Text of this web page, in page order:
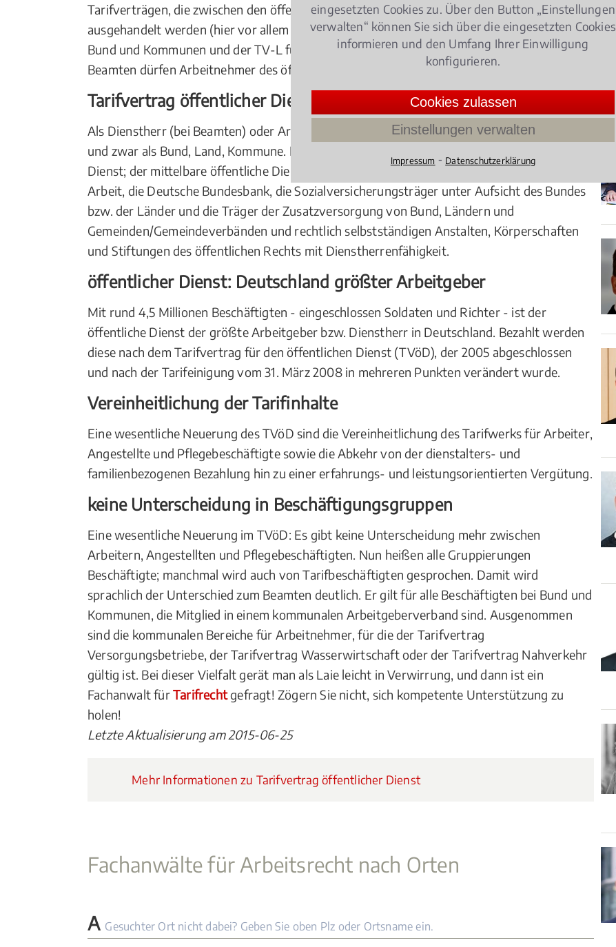
Tarifverträgen, die zwischen den öffentlichen Arbeitgebern und Gewerkschaften
ausgehandelt werden (hier vor allem der TVöD - Tarifvertrag für den öffentlichen Dienst für
Bund und Kommunen und der TV-L für die Beschäftigten der Länder). Im Gegensatz zu
Beamten dürfen Arbeitnehmer des öffentlichen Dienstes streiken.
Tarifvertrag öffentlicher Dienst: Dienstherr oder Arbeitgeber?
Als Dienstherr (bei Beamten) oder Arbeitgeber tritt der Staat in verschiedener Gestalt auf,
und zwar als Bund, Land, Kommune. Hier handelt es sich um den unmittelbaren öffentlichen
Dienst; der mittelbare öffentliche Dienst umfasst unter anderem die Bundesagentur für
Arbeit, die Deutsche Bundesbank, die Sozialversicherungsträger unter Aufsicht des Bundes
bzw. der Länder und die Träger der Zusatzversorgung von Bund, Ländern und
Gemeinden/Gemeindeverbänden und rechtlich selbstständigen Anstalten, Körperschaften
und Stiftungen des öffentlichen Rechts mit Dienstherrenfähigkeit.
öffentlicher Dienst: Deutschland größter Arbeitgeber
Mit rund 4,5 Millionen Beschäftigten - eingeschlossen Soldaten und Richter - ist der
öffentliche Dienst der größte Arbeitgeber bzw. Dienstherr in Deutschland. Bezahlt werden
diese nach dem Tarifvertrag für den öffentlichen Dienst (TVöD), der 2005 abgeschlossen
und nach der Tarifeinigung vom 31. März 2008 in mehreren Punkten verändert wurde.
Vereinheitlichung der Tarifinhalte
Eine wesentliche Neuerung des TVöD sind die Vereinheitlichung des Tarifwerks für Arbeiter,
Angestellte und Pflegebeschäftigte sowie die Abkehr von der dienstalters- und
familienbezogenen Bezahlung hin zu einer erfahrungs- und leistungsorientierten Vergütung.
keine Unterscheidung in Beschäftigungsgruppen
Eine wesentliche Neuerung im TVöD: Es gibt keine Unterscheidung mehr zwischen
Arbeitern, Angestellten und Pflegebeschäftigten. Nun heißen alle Gruppierungen
Beschäftigte; manchmal wird auch von Tarifbeschäftigten gesprochen. Damit wird
sprachlich der Unterschied zum Beamten deutlich. Er gilt für alle Beschäftigten bei Bund und
Kommunen, die Mitglied in einem kommunalen Arbeitgeberverband sind. Ausgenommen
sind die kommunalen Bereiche für Arbeitnehmer, für die der Tarifvertrag
Versorgungsbetriebe, der Tarifvertrag Wasserwirtschaft oder der Tarifvertrag Nahverkehr
gültig ist. Bei dieser Vielfalt gerät man als Laie leicht in Verwirrung, und dann ist ein
Fachanwalt fürTarifrechtgefragt! Zögern Sie nicht, sich kompetente Unterstützung zu
holen!
Letzte Aktualisierung am 2015-06-25
Mehr Informationen zu Tarifvertrag öffentlicher Dienst
Fachanwälte für Arbeitsrecht nach Orten
A Gesuchter Ort nicht dabei? Geben Sie oben Plz oder Ortsname ein.
eingesetzten Cookies zu. Über den Button „Einstellungen
verwalten“ können Sie sich über die eingesetzten Cookies
informieren und den Umfang Ihrer Einwilligung
konfigurieren.
Cookies zulassen
Einstellungen verwalten
Impressum ⁃ Datenschutzerklärung